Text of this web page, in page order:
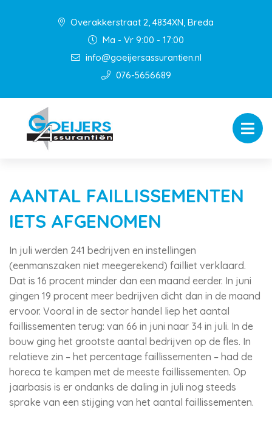
Overakkerstraat 2, 4834XN, Breda
Ma - Vr 9:00 - 17:00
info@goeijersassurantien.nl
076-5656689
AANTAL FAILLISSEMENTEN
IETS AFGENOMEN
In juli werden 241 bedrijven en instellingen
(eenmanszaken niet meegerekend) failliet verklaard.
Dat is 16 procent minder dan een maand eerder. In juni
gingen 19 procent meer bedrijven dicht dan in de maand
ervoor. Vooral in de sector handel liep het aantal
faillissementen terug: van 66 in juni naar 34 in juli. In de
bouw ging het grootste aantal bedrijven op de fles. In
relatieve zin – het percentage faillissementen – had de
horeca te kampen met de meeste faillissementen. Op
jaarbasis is er ondanks de daling in juli nog steeds
sprake van een stijging van het aantal faillissementen.